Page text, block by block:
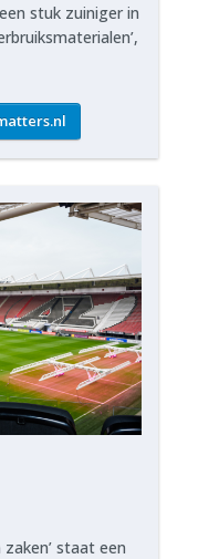
stuk zuiniger in
staat een